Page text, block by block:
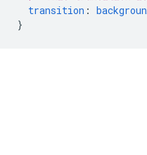
transition :
}